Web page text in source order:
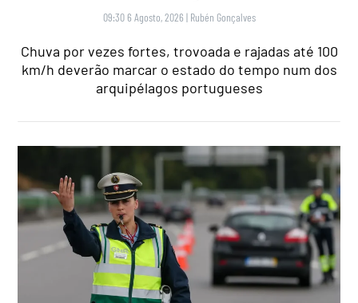
09:30 6 Agosto, 2026 | Rubén Gonçalves
Chuva por vezes fortes, trovoada e rajadas até 100
km/h deverão marcar o estado do tempo num dos
arquipélagos portugueses